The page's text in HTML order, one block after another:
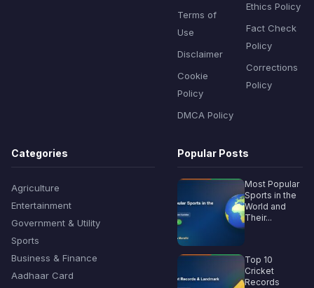
Terms of
Use
Disclaimer
Cookie
Policy
DMCA Policy
Ethics Policy
Fact Check
Policy
Corrections
Policy
Categories
Agriculture
Entertainment
Government & Utility
Sports
Business & Finance
Aadhaar Card
Popular Posts
Most Popular
Sports in the
World and
Their...
Top 10
Cricket
Records